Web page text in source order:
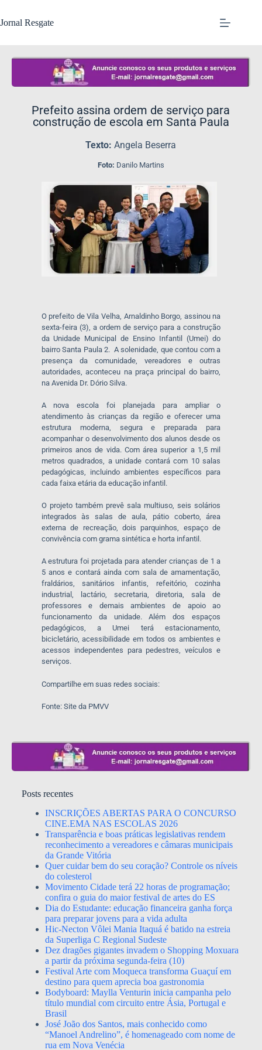
Jornal Resgate
Prefeito assina ordem de serviço para
construção de escola em Santa Paula
Texto:Angela Beserra
Foto: Danilo Martins
O prefeito de Vila Velha, Arnaldinho Borgo, assinou na
sexta-feira (3), a ordem de serviço para a construção
da Unidade Municipal de Ensino Infantil (Umei) do
bairro Santa Paula 2. A solenidade, que contou com a
presença da comunidade, vereadores e outras
autoridades, aconteceu na praça principal do bairro,
na Avenida Dr. Dório Silva.
A nova escola foi planejada para ampliar o
atendimento às crianças da região e oferecer uma
estrutura moderna, segura e preparada para
acompanhar o desenvolvimento dos alunos desde os
primeiros anos de vida. Com área superior a 1,5 mil
metros quadrados, a unidade contará com 10 salas
pedagógicas, incluindo ambientes específicos para
cada faixa etária da educação infantil.
O projeto também prevê sala multiuso, seis solários
integrados às salas de aula, pátio coberto, área
externa de recreação, dois parquinhos, espaço de
convivência com grama sintética e horta infantil.
A estrutura foi projetada para atender crianças de 1 a
5 anos e contará ainda com sala de amamentação,
fraldários, sanitários infantis, refeitório, cozinha
industrial, lactário, secretaria, diretoria, sala de
professores e demais ambientes de apoio ao
funcionamento da unidade. Além dos espaços
pedagógicos, a Umei terá estacionamento,
bicicletário, acessibilidade em todos os ambientes e
acessos independentes para pedestres, veículos e
serviços.
Compartilhe em suas redes sociais:
Fonte: Site da PMVV
Posts recentes
INSCRIÇÕES ABERTAS PARA O CONCURSO
CINE.EMA NAS ESCOLAS 2026
Transparência e boas práticas legislativas rendem
reconhecimento a vereadores e câmaras municipais
da Grande Vitória
Quer cuidar bem do seu coração? Controle os níveis
do colesterol
Movimento Cidade terá 22 horas de programação;
confira o guia do maior festival de artes do ES
Dia do Estudante: educação financeira ganha força
para preparar jovens para a vida adulta
Hic-Necton Vôlei Mania Itaquá é batido na estreia
da Superliga C Regional Sudeste
Dez dragões gigantes invadem o Shopping Moxuara
a partir da próxima segunda-feira (10)
Festival Arte com Moqueca transforma Guaçuí em
destino para quem aprecia boa gastronomia
Bodyboard: Maylla Venturin inicia campanha pelo
título mundial com circuito entre Ásia, Portugal e
Brasil
José João dos Santos, mais conhecido como
“Manoel Andrelino”, é homenageado com nome de
rua em Nova Venécia